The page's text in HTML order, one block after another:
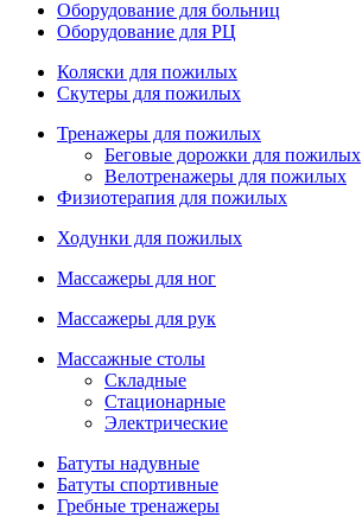
Оборудование для больниц
Оборудование для РЦ
Коляски для пожилых
Скутеры для пожилых
Тренажеры для пожилых
Беговые дорожки для пожилых
Велотренажеры для пожилых
Физиотерапия для пожилых
Ходунки для пожилых
Массажеры для ног
Массажеры для рук
Массажные столы
Складные
Стационарные
Электрические
Батуты надувные
Батуты спортивные
Гребные тренажеры